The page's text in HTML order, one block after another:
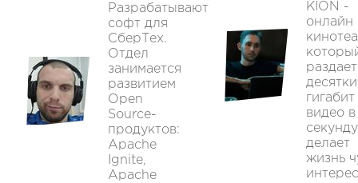
Разрабатывают
софт для
СберТех.
Отдел
занимается
развитием
Open
Source-
продуктов:
Apache
Ignite,
Apache
KION -
онлайн
раздает
десятки
гигабит
видео в
делает
жизнь